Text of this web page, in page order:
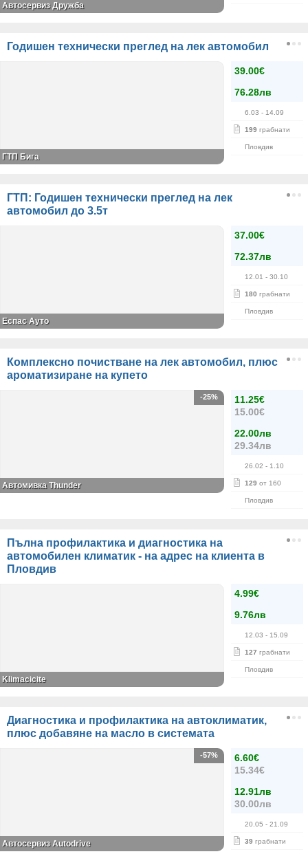
Автосервиз Дружба
Годишен технически преглед на лек автомобил
39.00€
76.28лв
6.03 - 14.09
199 грабнати
Пловдив
ГТП Бига
ГТП: Годишен технически преглед на лек
автомобил до 3.5т
37.00€
72.37лв
12.01 - 30.10
180 грабнати
Пловдив
Еспас Ауто
Комплексно почистване на лек автомобил, плюс
ароматизиране на купето
11.25€
15.00€
22.00лв
29.34лв
26.02 - 1.10
129 от 160
Пловдив
-25%
Автомивка Thunder
Пълна профилактика и диагностика на
автомобилен климатик - на адрес на клиента в
Пловдив
4.99€
9.76лв
12.03 - 15.09
127 грабнати
Пловдив
Klimacicite
Диагностика и профилактика на автоклиматик,
плюс добавяне на масло в системата
6.60€
15.34€
12.91лв
30.00лв
20.05 - 21.09
39 грабнати
-57%
Автосервиз Autodrive